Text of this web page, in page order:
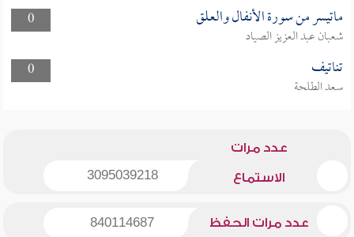
0
ماتيسر من سورة الأنفال والعلق
شعبان عبد العزيز الصياد
0
تناتيف
سعد الطلحة
عدد مرات
الاستماع 3095039218
عدد مرات الحفظ 840114687